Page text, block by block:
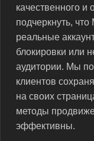
качественного и
подчеркнуть,
реальные
блокировки или
аудитории. Мы
клиентов
на своих
методы
эффективны.